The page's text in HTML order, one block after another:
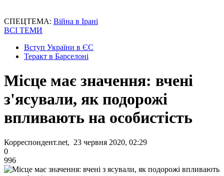
СПЕЦТЕМА: Війна в Ірані
ВСІ ТЕМИ
Вступ України в ЄС
Теракт в Барселоні
Місце має значення: вчені
з'ясували, як подорожі
впливають на особистість
Корреспондент.net, 23 червня 2020, 02:29
0
996